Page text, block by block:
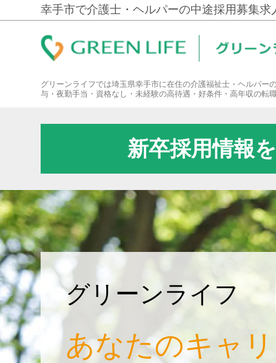
幸手市で介護士・ヘルパーの中途採用募集
グリーンライフでは埼玉県幸手市に在住の介護福祉士・ヘルパ
与・夜勤手当・資格なし・未経験の高待遇・好条件・高年収の転
新卒採用情報
グリーンライフ
あなたのキャ